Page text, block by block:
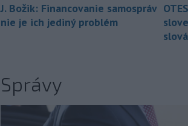
J. Božik: Financovanie samospráv
nie je ich jediný problém
Správy